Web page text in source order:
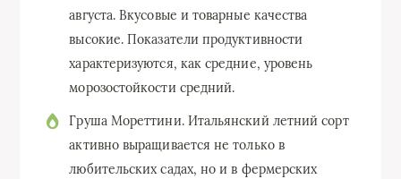
августа. Вкусовые и товарные качества
высокие. Показатели продуктивности
характеризуются, как средние, уровень
морозостойкости средний.
Груша Мореттини. Итальянский летний сорт
активно выращивается не только в
любительских садах, но и в фермерских